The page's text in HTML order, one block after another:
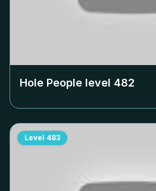
Hole People level 482
Level 483